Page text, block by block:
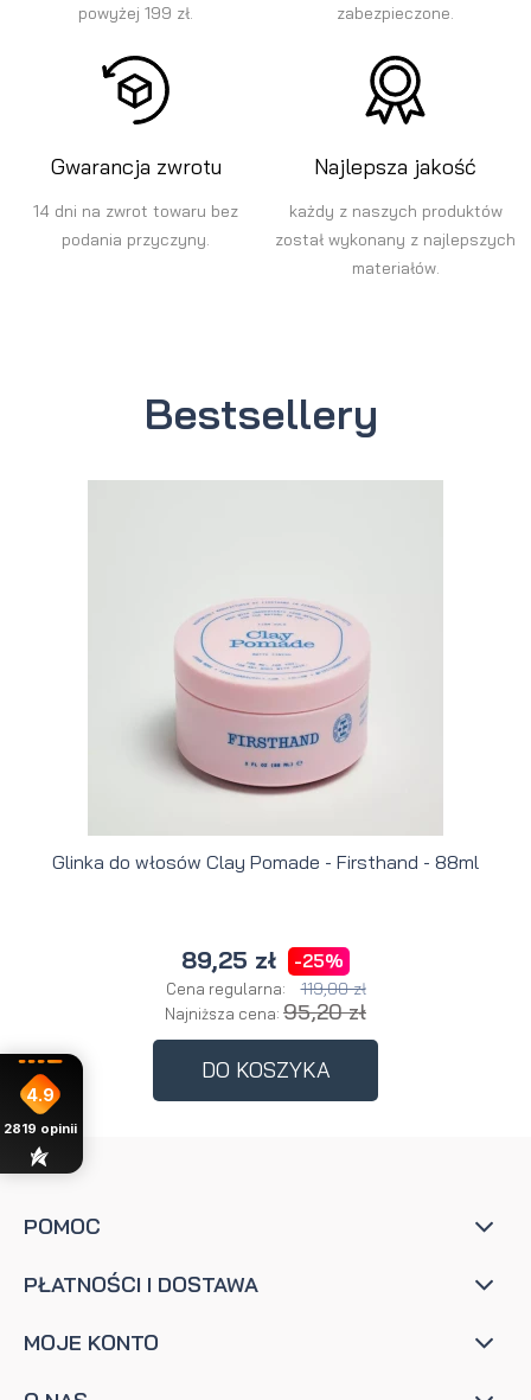
powyżej 199 zł.
zabezpieczone.
Gwarancja zwrotu
14 dni na zwrot towaru bez
podania przyczyny.
Najlepsza jakość
każdy z naszych produktów
został wykonany z najlepszych
materiałów.
Bestsellery
Glinka do włosów Clay Pomade - Firsthand - 88ml
89,25 zł -25%
Cena regularna: 119,00 zł
Najniższa cena: 95,20 zł
DO KOSZYKA
POMOC
PŁATNOŚCI I DOSTAWA
MOJE KONTO
4.9
2819 opinii